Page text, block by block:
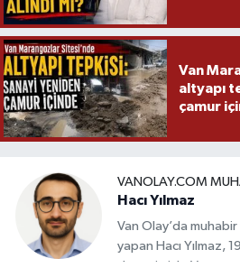
Van
altyapı
çamur
VANOLAY.COM
Hacı Yılmaz
Van Olay’da
yapan Hacı Yılmaz,